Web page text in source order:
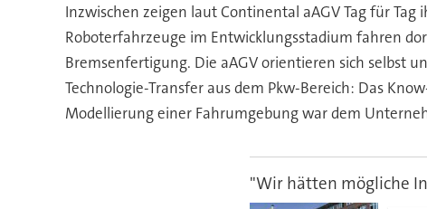
Inzwischen zeigen laut Continental aAGV Tag für
Roboterfahrzeuge im Entwicklungsstadium fahren
Bremsenfertigung. Die aAGV orientieren sich selbst
Technologie-Transfer aus dem Pkw-Bereich: Das
Modellierung einer Fahrumgebung war dem
"Wir hätten mögliche